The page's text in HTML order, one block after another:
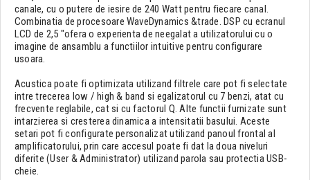
canale, cu o putere de iesire de 240 Watt pentru fiecare canal.
Combinatia de procesoare WaveDynamics &trade. DSP cu ecranul
LCD de 2,5 "ofera o experienta de neegalat a utilizatorului cu o
imagine de ansamblu a functiilor intuitive pentru configurare
usoara.
Acustica poate fi optimizata utilizand filtrele care pot fi selectate
intre trecerea low / high & band si egalizatorul cu 7 benzi, atat cu
frecvente reglabile, cat si cu factorul Q. Alte functii furnizate sunt
intarzierea si cresterea dinamica a intensitatii basului. Aceste
setari pot fi configurate personalizat utilizand panoul frontal al
amplificatorului, prin care accesul poate fi dat la doua niveluri
diferite (User & Administrator) utilizand parola sau protectia USB-
cheie.